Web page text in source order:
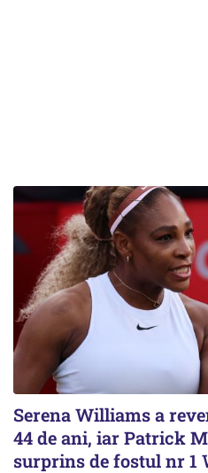
Serena Williams a
44 de ani, iar Patrick
surprins de fostul nr 1